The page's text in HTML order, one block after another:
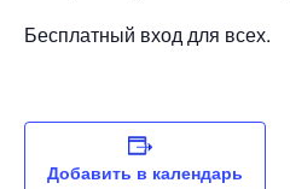
Бесплатный вход для всех.
Добавить в календарь